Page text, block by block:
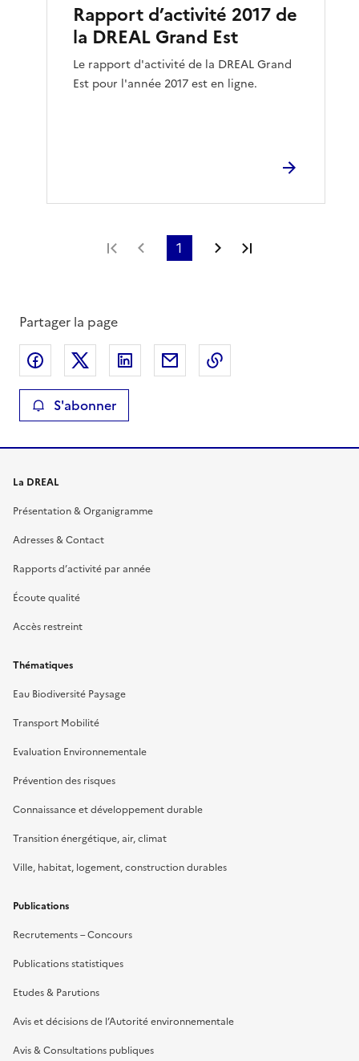
Rapport d’activité 2017 de
la DREAL Grand Est
Le rapport d'activité de la DREAL Grand
Est pour l'année 2017 est en ligne.
Première page
Page précédente
1 Page suivante
Partager la page
Partager sur Facebook
Partager sur XPartager sur LinkedIn
Partager par email
S'abonner
La DREAL
Présentation & Organigramme
Adresses & Contact
Rapports d’activité par année
Écoute qualité
Accès restreint
Thématiques
Eau Biodiversité Paysage
Transport Mobilité
Evaluation Environnementale
Prévention des risques
Connaissance et développement durable
Transition énergétique, air, climat
Ville, habitat, logement, construction durables
Publications
Recrutements – Concours
Publications statistiques
Etudes & Parutions
Avis et décisions de l’Autorité environnementale
Avis & Consultations publiques